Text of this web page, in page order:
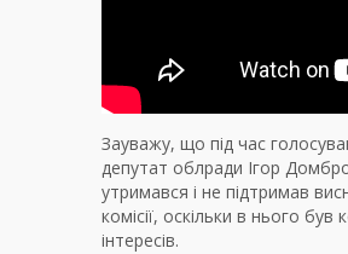
Зауважу, що під час
депутат облради Ігор
утримався і не підтримав
комісії, оскільки в нього був
інтересів.